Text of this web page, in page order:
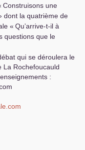
Construisons une
dont la quatrième de
« Qu’arrive-t-il à
questions que le
qui se déroulera le
La Rochefoucauld
: